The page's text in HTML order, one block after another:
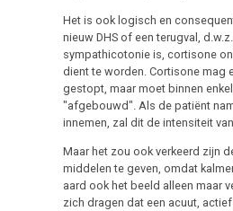
Therapie
Studentenmädchen
Therapeutische
Het is ook logisch en
nieuw DHS of een terugval,
sympathicotonie is, cortisone
dient te worden. Cortisone mag
gestopt, maar moet binnen
"afgebouwd". Als de patiënt
innemen, zal dit de intensiteit
Maar het zou ook verkeerd zijn
middelen te geven, omdat
aard ook het beeld alleen maar
zich dragen dat een acuut,